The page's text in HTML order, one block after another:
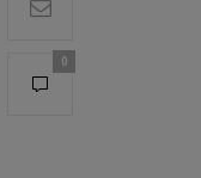
0